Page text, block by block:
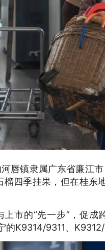
河唇镇隶属广东省廉
榴四季挂果，但在桂东
上市的“先一步”，促
K9314/9311、